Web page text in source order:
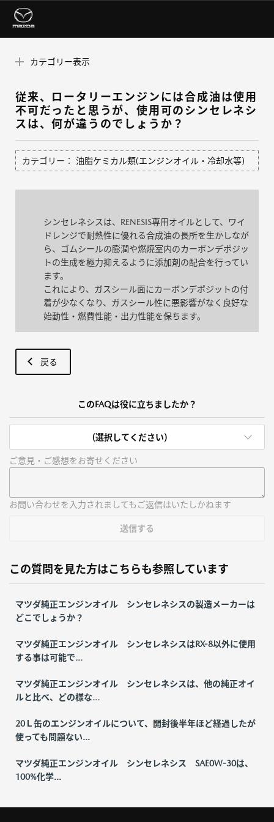
カテゴリー表示
従来、ロータリーエンジンには合成油は使用
不可だったと思うが、使用可のシンセレネシ
スは、何が違うのでしょうか？
カテゴリー： 油脂ケミカル類(エンジンオイル・冷却水等)
シンセレネシスは、RENESIS専用オイルとして、ワイ
ドレンジで耐熱性に優れる合成油の長所を生かしなが
ら、ゴムシールの膨潤や燃焼室内のカーボンデポジッ
トの生成を極力抑えるように添加剤の配合を行ってい
ます。
これにより、ガスシール面にカーボンデポジットの付
着が少なくなり、ガスシール性に悪影響がなく良好な
始動性・燃費性能・出力性能を保ちます。
戻る
このFAQは役に立ちましたか？
(選択してください)
ご意見・ご感想をお寄せください
お問い合わせを入力されましてもご返信はいたしかねます
送信する
この質問を見た方はこちらも参照しています
マツダ純正エンジンオイル シンセレネシスの製造メーカーは
どこでしょうか？
マツダ純正エンジンオイル シンセレネシスはRX-8以外に使用
する事は可能で...
マツダ純正エンジンオイル シンセレネシスは、他の純正オイ
ルと比べ、どの様な...
20Ｌ缶のエンジンオイルについて、開封後半年ほど経過したが
使っても問題ない...
マツダ純正エンジンオイル シンセレネシス SAE0W-30は、
100%化学...